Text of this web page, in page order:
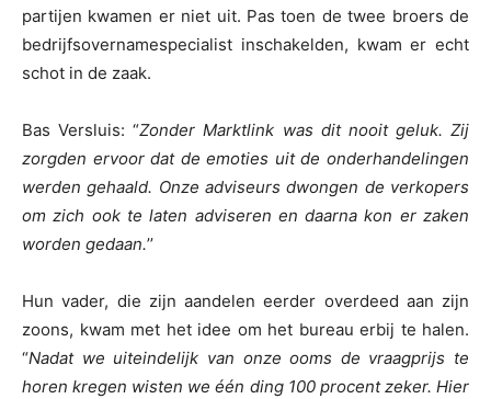
partijen kwamen er niet uit. Pas toen de twee broers de
bedrijfsovernamespecialist inschakelden, kwam er echt
schot in de zaak.
Bas Versluis: “Zonder Marktlink was dit nooit geluk. Zij
zorgden ervoor dat de emoties uit de onderhandelingen
werden gehaald. Onze adviseurs dwongen de verkopers
om zich ook te laten adviseren en daarna kon er zaken
worden gedaan.’’
Hun vader, die zijn aandelen eerder overdeed aan zijn
zoons, kwam met het idee om het bureau erbij te halen.
“Nadat we uiteindelijk van onze ooms de vraagprijs te
horen kregen wisten we één ding 100 procent zeker. Hier